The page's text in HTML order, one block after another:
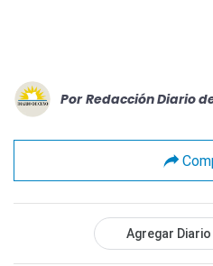
Por Redacción Diario
Agregar Diario